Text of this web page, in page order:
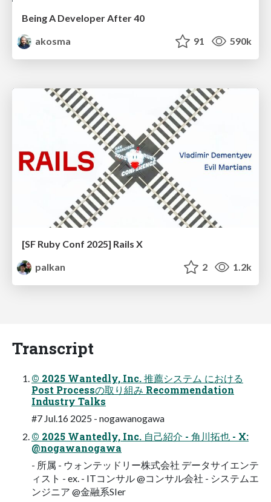
Being A Developer After 40
akosma
91 590k
[SF Ruby Conf 2025] Rails X
palkan
2 1.2k
Transcript
© 2025 Wantedly, Inc. 推薦システム における
Post Processの取り組み Recommendation
Industry Talks
#7 Jul.16 2025 - nogawanogawa
© 2025 Wantedly, Inc. 自己紹介 - 角川拓也 - X:
@nogawanogawa
- 所属 - ウォンテッドリー株式会社 データサイエンテ
ィスト - ex. - ITコンサル @コンサル会社 - システムエ
ンジニア @金融系SIer